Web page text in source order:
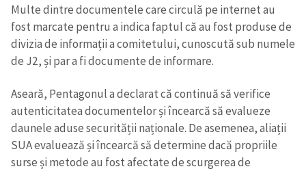
Multe dintre documentele care circulă pe internet au
fost marcate pentru a indica faptul că au fost produse de
divizia de informații a comitetului, cunoscută sub numele
de J2, și par a fi documente de informare.
Aseară, Pentagonul a declarat că continuă să verifice
autenticitatea documentelor și încearcă să evalueze
daunele aduse securității naționale. De asemenea, aliații
SUA evaluează și încearcă să determine dacă propriile
surse și metode au fost afectate de scurgerea de